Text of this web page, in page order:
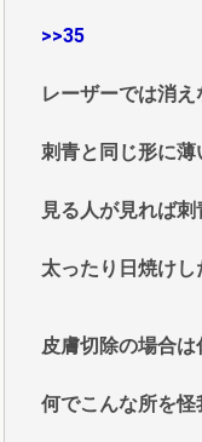
>>35
レーザーでは消え
刺青と同じ形に
見る人が見れば
太ったり日焼け
皮膚切除の場合
何でこんな所を